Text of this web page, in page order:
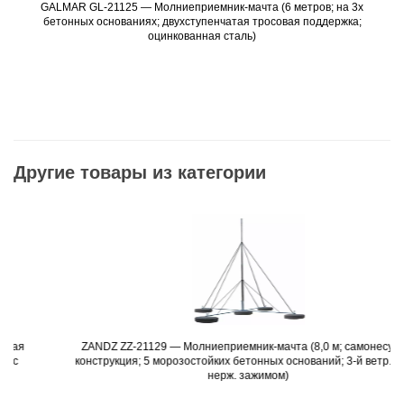
Подробнее
GALMAR GL-21125 — Молниеприемник-мачта (6 метров; на 3х
бетонных основаниях; двухступенчатая тросовая поддержка;
оцинкованная сталь)
Другие товары из категории
Подробнее
ZANDZ ZZ-21129 — Молниеприемник-мачта (8,0 м; самонесущая
конструкция; 5 морозостойких бетонных оснований; 3-й ветр. р-н; с
нерж. зажимом)